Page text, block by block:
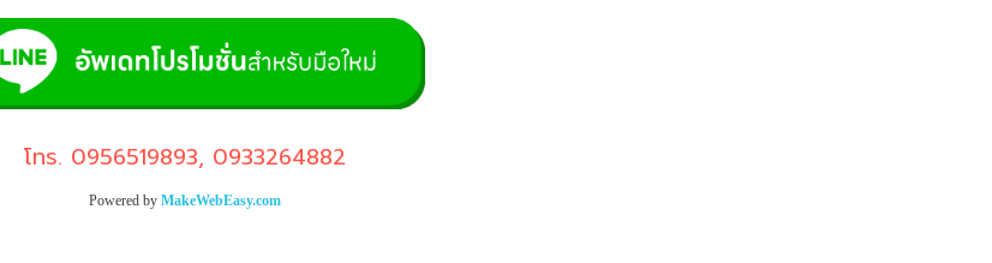
โทร. 0956519893, 0933264882
Powered by MakeWebEasy.com